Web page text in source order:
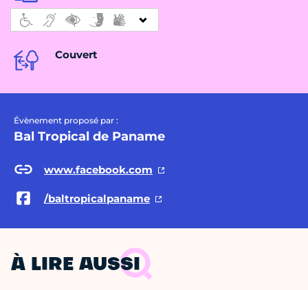
Couvert
Évènement proposé par :
Bal Tropical de Paname
www.facebook.com
/baltropicalpaname
À LIRE AUSSI